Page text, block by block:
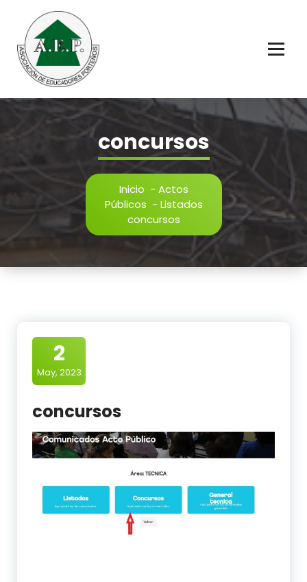
contenido
concursos
Inicio - Actos
Públicos - Listados
concursos
2
May, 2023
concursos